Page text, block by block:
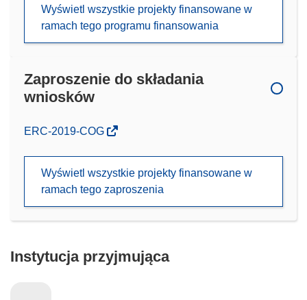
Wyświetl wszystkie projekty finansowane w
ramach tego programu finansowania
Zaproszenie do składania
wniosków
(odnośnik
nowym
ERC-2019-COG
Wyświetl wszystkie projekty finansowane w
ramach tego zaproszenia
Instytucja przyjmująca